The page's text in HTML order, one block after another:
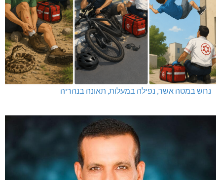
נחש במטה אשר, נפילה במעלות, תאונה בנהריה